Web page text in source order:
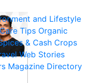
and Lifestyle
Tips Organic
& Cash Crops
Web Stories
Magazine Directory